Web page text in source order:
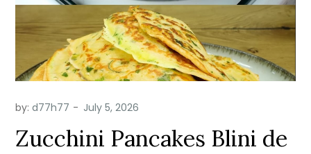
by:d77h77
Zucchini Pancakes Blini de